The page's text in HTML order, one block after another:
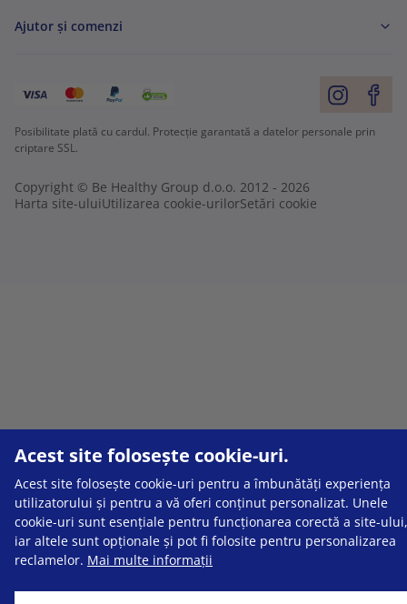
Acest site folosește cookie-uri.
Acest site folosește cookie-uri pentru a îmbunătăți experiența
utilizatorului și pentru a vă oferi conținut personalizat. Unele
cookie-uri sunt esențiale pentru funcționarea corectă a site-ului,
iar altele sunt opționale și pot fi folosite pentru personalizarea
reclamelor. Mai multe informații
Ajutor și comenzi
Posibilitate plată cu cardul. Protecție garantată a datelor personale prin
criptare SSL.
Copyright © Be Healthy Group d.o.o. 2012 - 2026
Harta site-uluiUtilizarea cookie-urilorSetări cookie